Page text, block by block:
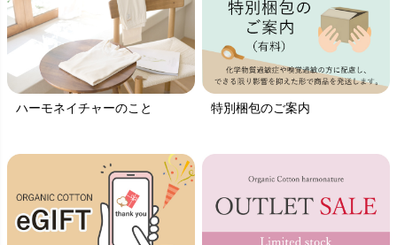
ハーモネイチャーのこと 特別梱包のご案内